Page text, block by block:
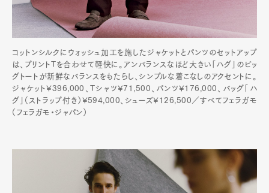
コットンシルクにウォッシュ加工を施したジャケットとパンツのセットアップ
は、プリントTを合わせて軽快に。アンバランスなほど大きい「ハグ」のビッ
グトートが新鮮なバランスをもたらし、シンプルな着こなしのアクセントに。
ジャケット¥396,000、Tシャツ¥71,500、パンツ¥176,000、バッグ「ハ
グ」（ストラップ付き）¥594,000、シューズ¥126,500／すべてフェラガモ
（フェラガモ・ジャパン）